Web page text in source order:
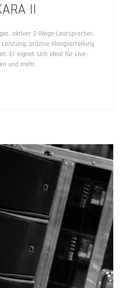
II
aktiver 2-Wege-Lautsprecher,
präzise Klangverteilung
Er eignet sich ideal für Live-
und mehr.